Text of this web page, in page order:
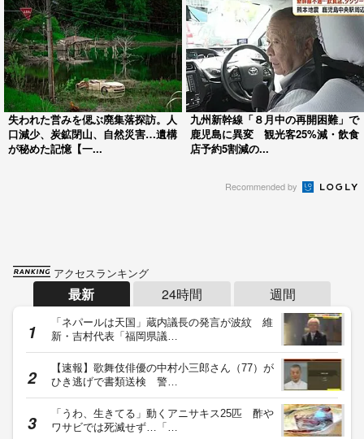
失われた営みを偲ぶ廃集落探訪。人
口減少、炭鉱閉山、自然災害…遺構
が秘めた記憶【一...
九州新幹線「８月中の再開困難」で
鹿児島に異変 観光客25%減・飲食
店予約5割減の...
Recommended by
アクセスランキング
最新 24時間 週間
「ネパールは天国」蔵内議長の発言が波紋 維
新・吉村代表「福岡県議…
【速報】歌舞伎俳優の中村小三郎さん（77）が
ひき逃げで書類送検 警…
「うわ、生きてる」動くアニサキス25匹 酢や
ワサビでは死滅せず…「…